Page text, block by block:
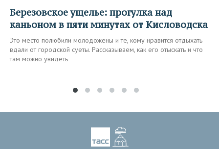
Березовское ущелье: прогулка над
каньоном в пяти минутах от Кисловодска
Это место полюбили молодожены и те, кому нравится отдыхать
вдали от городской суеты. Рассказываем, как его отыскать и что
там можно увидеть